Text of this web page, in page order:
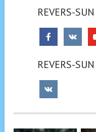
REVERS-
REVERS-